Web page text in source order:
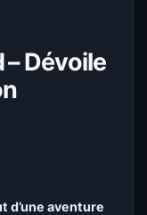
– Dévoile
d’une aventure